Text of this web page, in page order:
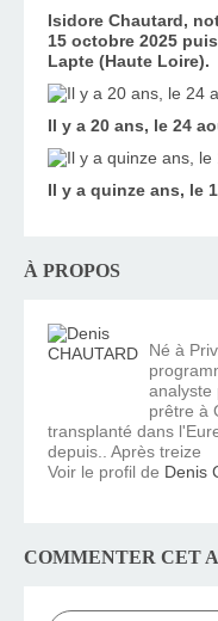
Isidore Chautard,
15 octobre 2025
Lapte (Haute Loire).
Il y a 20 ans, le 24
Il y a quinze ans, le
À PROPOS
Né à
analyste
prêtre à
transplanté dans
depuis.. Après treize
Voir le profil de Denis
COMMENTER CET